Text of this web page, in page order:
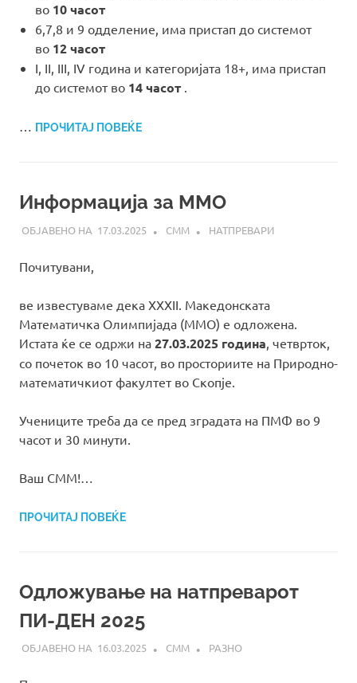
во 10 часот
6,7,8 и 9 одделение, има пристап до системот
во 12 часот
I, II, III, IV година и категоријата 18+, има пристап
до системот во 14 часот .
… ПРОЧИТАЈ ПОВЕЌЕ
Информација за ММО
17.03.2025 СММ НАТПРЕВАРИ
Почитувани,
ве известуваме дека XXXII. Македонската
Математичка Олимпијада (ММО) е одложена.
Истата ќе се одржи на 27.03.2025 година , четврток,
со почеток во 10 часот, во просториите на Природно-
математичкиот факултет во Скопје.
Учениците треба да се пред зградата на ПМФ во 9
часот и 30 минути.
Ваш СММ!…
ПРОЧИТАЈ ПОВЕЌЕ
Одложување на натпреварот
ПИ-ДЕН 2025
16.03.2025 СММ РАЗНО